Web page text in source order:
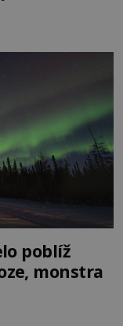
jejich
obtížně slučují
někdo, koho
poblíž
monstra